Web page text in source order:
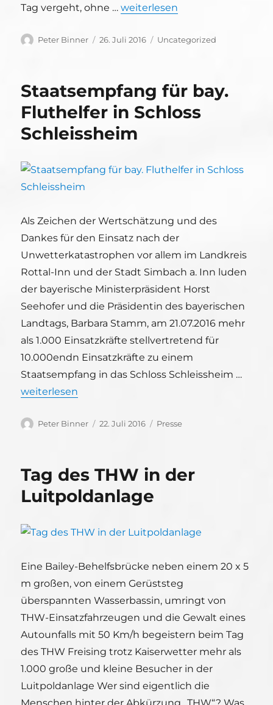
Tag vergeht, ohne …„Erneuter Behelfsbrückenbau
weiterlesen
Autor
Peter Binner
Veröffentlicht
26. Juli 2016 Kategorien
Uncategorized
Staatsempfang für bay.
Fluthelfer in Schloss
Schleissheim
Als Zeichen der Wertschätzung und des
Dankes für den Einsatz nach der
Unwetterkatastrophen vor allem im Landkreis
Rottal-Inn und der Stadt Simbach a. Inn luden
der bayerische Ministerpräsident Horst
Seehofer und die Präsidentin des bayerischen
Landtags, Barbara Stamm, am 21.07.2016 mehr
als 1.000 Einsatzkräfte stellvertretend für
10.000endn Einsatzkräfte zu einem
Staatsempfang in das Schloss Schleissheim …
„Staatsempfang für bay. Fluthelfer in Schloss
weiterlesen
Autor
Peter Binner
Veröffentlicht
22. Juli 2016 Kategorien
Presse
Tag des THW in der
Luitpoldanlage
Eine Bailey-Behelfsbrücke neben einem 20 x 5
m großen, von einem Gerüststeg
überspannten Wasserbassin, umringt von
THW-Einsatzfahrzeugen und die Gewalt eines
Autounfalls mit 50 Km/h begeistern beim Tag
des THW Freising trotz Kaiserwetter mehr als
1.000 große und kleine Besucher in der
Luitpoldanlage Wer sind eigentlich die